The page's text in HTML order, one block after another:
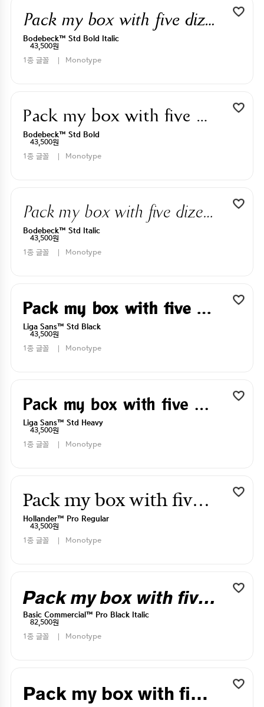
Pack my box with five dizen liquor jugs
Bodebeck™ Std Bold Italic
43,500원
1종 글꼴
Monotype
Pack my box with five dizen liquor jugs
Bodebeck™ Std Bold
43,500원
1종 글꼴
Monotype
Pack my box with five dizen liquor jugs
Bodebeck™ Std Italic
43,500원
1종 글꼴
Monotype
Pack my box with five dizen liquor jugs
Liga Sans™ Std Black
43,500원
1종 글꼴
Monotype
Pack my box with five dizen liquor jugs
Liga Sans™ Std Heavy
43,500원
1종 글꼴
Monotype
Pack my box with five dizen liquor jugs
Hollander™ Pro Regular
43,500원
1종 글꼴
Monotype
Pack my box with five dizen liquor jugs
Basic Commercial™ Pro Black Italic
82,500원
1종 글꼴
Monotype
Pack my box with five dizen liquor jugs